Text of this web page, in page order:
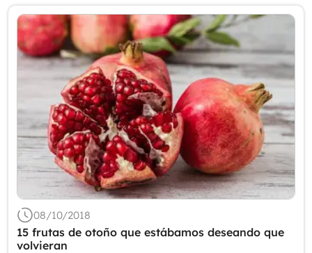
Enero
2025
2024
2023
2022
2021
2020
2019
2018
2017
08/10/2018
15 frutas de otoño que estábamos deseando que
volvieran